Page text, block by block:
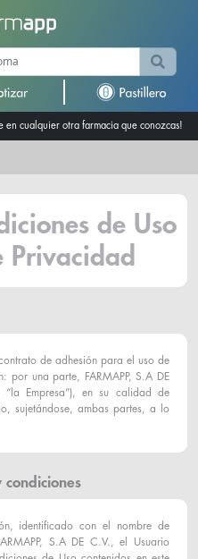
en cualquier otra farmacia que conozcas!
de Uso
Privacidad
de adhesión para el uso de
por una parte, FARMAPP, S.A DE
“la Empresa”), en su calidad de
sujetándose, ambas partes, a lo
identificado con el nombre de
S.A DE C.V., el Usuario